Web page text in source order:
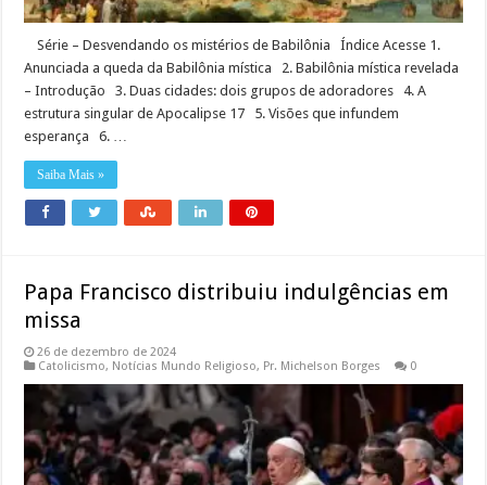
Série – Desvendando os mistérios de Babilônia Índice Acesse 1.
Anunciada a queda da Babilônia mística 2. Babilônia mística revelada
– Introdução 3. Duas cidades: dois grupos de adoradores 4. A
estrutura singular de Apocalipse 17 5. Visões que infundem
esperança 6. …
Saiba Mais »
Papa Francisco distribuiu indulgências em
missa
26 de dezembro de 2024
Catolicismo, Notícias Mundo Religioso, Pr. Michelson Borges 0